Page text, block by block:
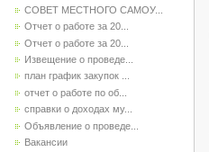
СОВЕТ МЕСТНОГО САМОУ...
Отчет о работе за 20...
Отчет о работе за 20...
Извещение о проведе...
план график закупок ...
отчет о работе по об...
справки о доходах му...
Объявление о проведе...
Вакансии